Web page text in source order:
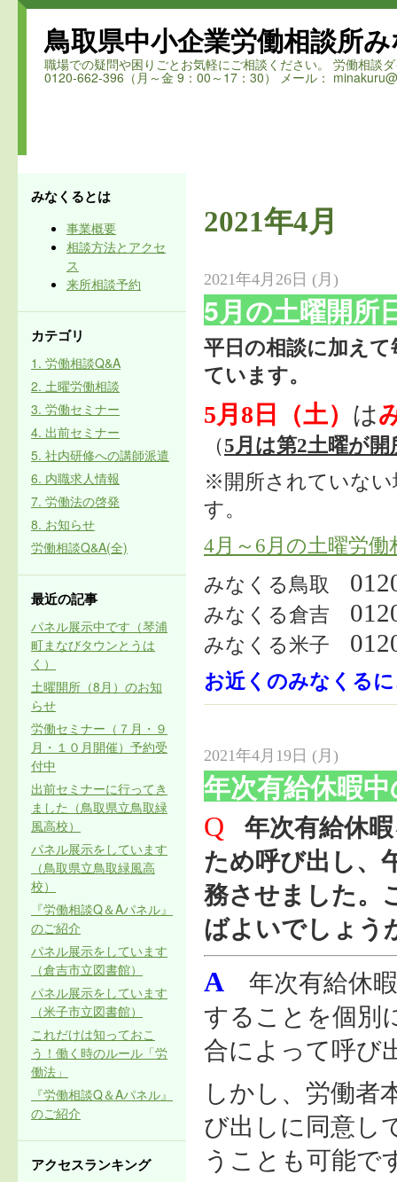
鳥取県中小企業労働相談所
職場での疑問や困りごとお気軽にご相談ください。 労働相
0120-662-396（月～金 9：00～17：30） メール：
みなくるとは
事業概要
相談方法とアクセ
ス
来所相談予約
カテゴリ
1. 労働相談Q&A
2. 土曜労働相談
3. 労働セミナー
4. 出前セミナー
5. 社内研修への講師派遣
6. 内職求人情報
7. 労働法の啓発
8. お知らせ
労働相談Q&A(全)
最近の記事
パネル展示中です（琴浦
町まなびタウンとうは
く）
土曜開所（8月）のお知
らせ
労働セミナー（７月・９
月・１０月開催）予約受
付中
出前セミナーに行ってき
ました（鳥取県立鳥取緑
風高校）
パネル展示をしています
（鳥取県立鳥取緑風高
校）
『労働相談Q＆Aパネル』
のご紹介
パネル展示をしています
（倉吉市立図書館）
パネル展示をしています
（米子市立図書館）
これだけは知っておこ
う！働く時のルール「労
働法」
『労働相談Q＆Aパネル』
のご紹介
アクセスランキング
2021年4月
2021年4月26日 (月)
5月の土曜開所
平日の相談に加え
ています。
5月8日（土） は
（5月は第2土曜が開
※開所されていない
す。
4月～6月の土曜労
みなくる鳥取
みなくる倉吉
みなくる米子
お近くのみなくる
2021年4月19日 (月)
年次有給休暇
Q
年次有給休
ため呼び出し、
務させました。
ばよいでしょう
A
年次有給休
することを個別
合によって呼び
しかし、労働者
び出しに同意し
うことも可能で